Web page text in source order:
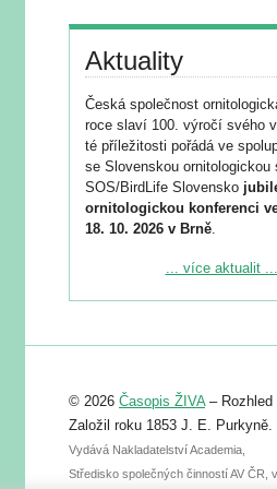
Aktuality
Česká společnost
roce slaví 100. výročí svého
té příležitosti pořádá ve
se Slovenskou ornitologickou
SOS/BirdLife Slovensko
ornitologickou konferenci
18. 10. 2026 v Brně.
Podrobnější informace ke
Registrovat se můžete do 6.
abstraktu přihlášené
posteru je už 30. června.
... více aktualit ...
© 2026 Časopis ŽIVA– Rozhled
Založil roku 1853 J. E. Purkyně.
Vydává Nakladatelství Academia,
Středisko společných činností AV ČR,